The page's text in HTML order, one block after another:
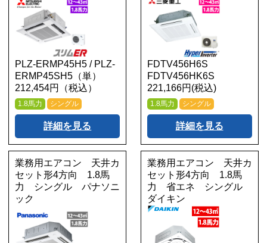
PLZ-ERMP45H5 / PLZ-
ERMP45SH5（単）
212,454円（税込）
1.8馬力 シングル
詳細を見る
FDTV456H6S
FDTV456HK6S
221,166円(税込)
1.8馬力 シングル
詳細を見る
業務用エアコン 天井カ
セット形4方向 1.8馬
力 シングル パナソニ
ック
業務用エアコン 天井カ
セット形4方向 1.8馬
力 省エネ シングル
ダイキン